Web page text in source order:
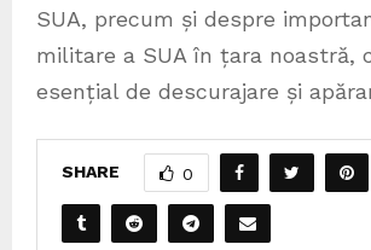
SUA, precum și despre
militare a SUA în țara noastră,
esențial de descurajare și
SHARE 0